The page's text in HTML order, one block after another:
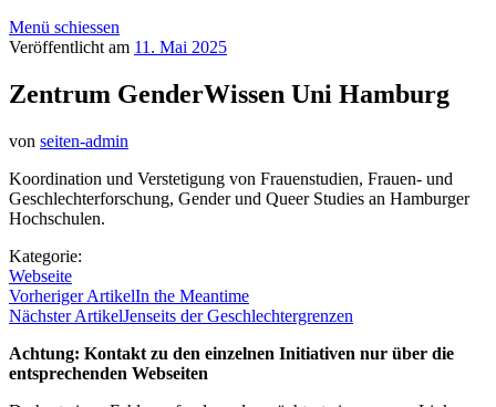
Menü schiessen
Veröffentlicht am 11. Mai 2025
Zentrum GenderWissen Uni Hamburg
von seiten-admin
Koordination und Verstetigung von Frauenstudien, Frauen- und
Geschlechterforschung, Gender und Queer Studies an Hamburger
Hochschulen.
Kategorie:
Webseite
Vorheriger ArtikelIn the Meantime
Nächster ArtikelJenseits der Geschlechtergrenzen
Achtung: Kontakt zu den einzelnen Initiativen nur über die
entsprechenden Webseiten